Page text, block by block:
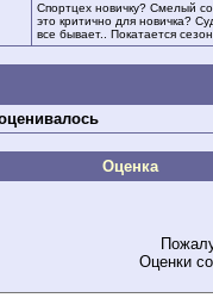
Спортцех новичку? Смелый
это критично для новичка?
все бывает.. Покатается
Оценка
Оценки